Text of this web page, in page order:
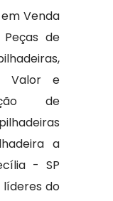
Venda
Peças de
Valor e
de
a
- SP
líderes do